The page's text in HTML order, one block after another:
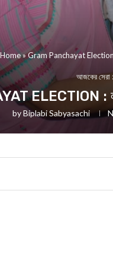
Home»Gram Panchayat Election :
আজকের সেরা
ELECTION :
byBiplabi Sabyasachi